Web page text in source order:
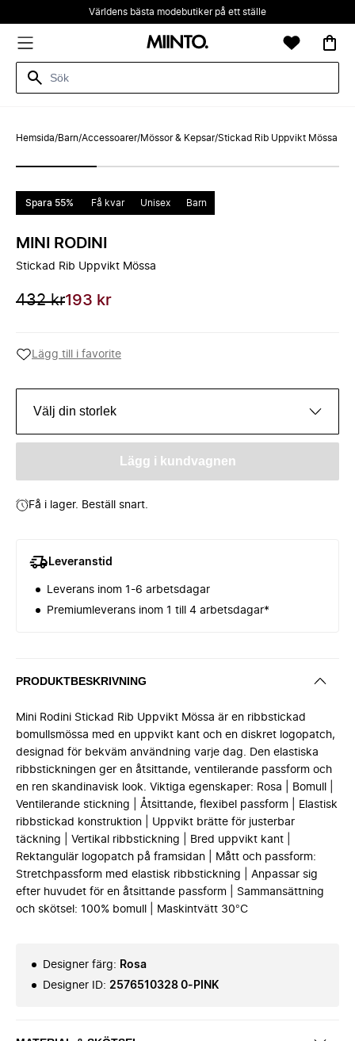
Världens bästa modebutiker på ett ställe
Hemsida/Barn/Accessoarer/Mössor & Kepsar/Stickad Rib Uppvikt Mössa
Spara 55% Få kvar Unisex Barn
MINI RODINI
Stickad Rib Uppvikt Mössa
432 kr193 kr
Lägg till i favorite
Välj din storlek
Lägg i kundvagnen
Få i lager. Beställ snart.
Leveranstid
Leverans inom 1-6 arbetsdagar
Premiumleverans inom 1 till 4 arbetsdagar*
PRODUKTBESKRIVNING
Mini Rodini Stickad Rib Uppvikt Mössa är en ribbstickad
bomullsmössa med en uppvikt kant och en diskret logopatch,
designad för bekväm användning varje dag. Den elastiska
ribbstickningen ger en åtsittande, ventilerande passform och
en ren skandinavisk look. Viktiga egenskaper: Rosa | Bomull |
Ventilerande stickning | Åtsittande, flexibel passform | Elastisk
ribbstickad konstruktion | Uppvikt brätte för justerbar
täckning | Vertikal ribbstickning | Bred uppvikt kant |
Rektangulär logopatch på framsidan | Mått och passform:
Stretchpassform med elastisk ribbstickning | Anpassar sig
efter huvudet för en åtsittande passform | Sammansättning
och skötsel: 100% bomull | Maskintvätt 30°C
Designer färg: Rosa
Designer ID: 2576510328 0-PINK